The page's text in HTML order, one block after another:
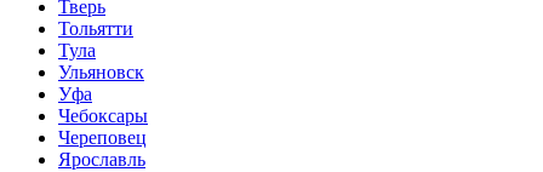
Тверь
Тольятти
Тула
Ульяновск
Уфа
Чебоксары
Череповец
Ярославль